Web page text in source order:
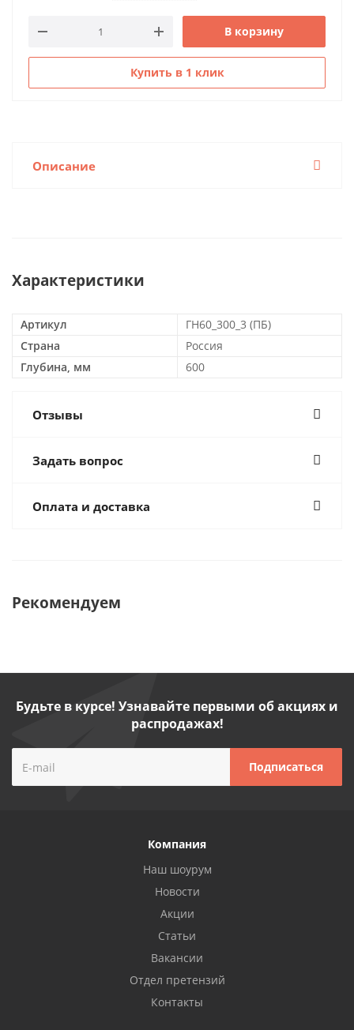
В корзину
Купить в 1 клик
Описание
Характеристики
Артикул
ГН60_300_3 (ПБ)
Страна
Россия
Глубина, мм
600
Отзывы
Задать вопрос
Оплата и доставка
Рекомендуем
Будьте в курсе! Узнавайте первыми об акциях и
распродажах!
Компания
Наш шоурум
Новости
Акции
Статьи
Вакансии
Отдел претензий
Контакты